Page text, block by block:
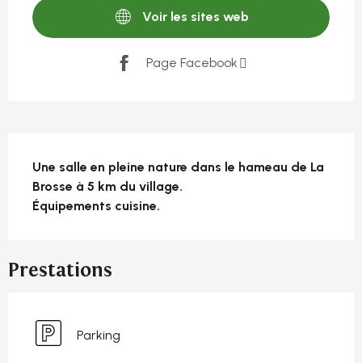
Voir les sites web
Page Facebook
Une salle en pleine nature dans le hameau de La
Brosse à 5 km du village.
Équipements cuisine.
Prestations
Parking